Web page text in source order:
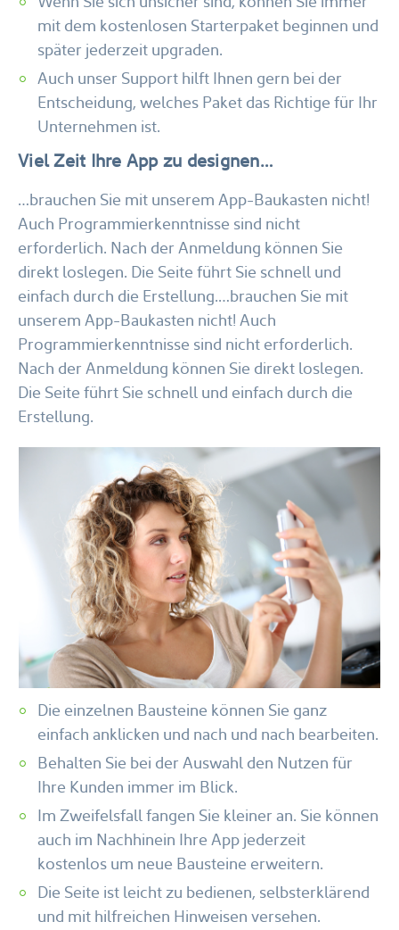
mit dem kostenlosen Starterpaket beginnen und
später jederzeit upgraden.
Auch unser Support hilft Ihnen gern bei der
Entscheidung, welches Paket das Richtige für Ihr
Unternehmen ist.
Viel Zeit Ihre App zu designen…
​…brauchen Sie mit unserem App-Baukasten nicht!
Auch Programmierkenntnisse sind nicht
erforderlich. Nach der Anmeldung können Sie
direkt loslegen. Die Seite führt Sie schnell und
einfach durch die Erstellung.…brauchen Sie mit
unserem App-Baukasten nicht! Auch
Programmierkenntnisse sind nicht erforderlich.
Nach der Anmeldung können Sie direkt loslegen.
Die Seite führt Sie schnell und einfach durch die
Erstellung.
Die einzelnen Bausteine können Sie ganz
einfach anklicken und nach und nach bearbeiten.
Behalten Sie bei der Auswahl den Nutzen für
Ihre Kunden immer im Blick.
Im Zweifelsfall fangen Sie kleiner an. Sie können
auch im Nachhinein Ihre App jederzeit
kostenlos um neue Bausteine erweitern.
Die Seite ist leicht zu bedienen, selbsterklärend
und mit hilfreichen Hinweisen versehen.